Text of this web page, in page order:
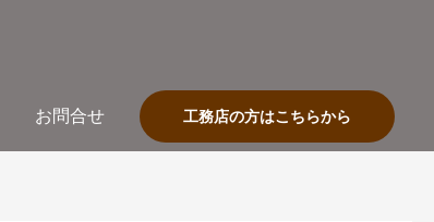
お問合せ 工務店の方はこちらから